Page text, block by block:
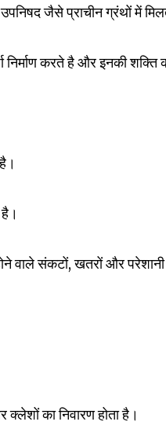
जैसे प्राचीन ग्रंथों में
करते है और इनकी शक्ति
वाले संकटों, खतरों और परेशानी
का निवारण होता है।